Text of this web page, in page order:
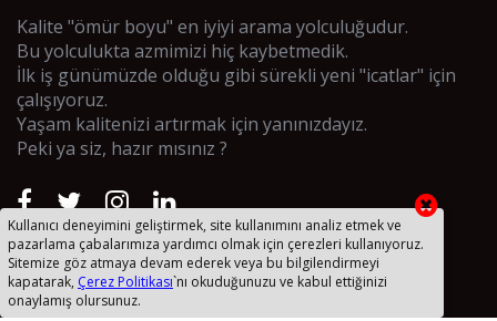
Kalite "ömür boyu" en iyiyi arama yolculuğudur.
Bu yolculukta azmimizi hiç kaybetmedik.
İlk iş günümüzde olduğu gibi sürekli yeni "icatlar" için
çalışıyoruz.
Yaşam kalitenizi artırmak için yanınızdayız.
Peki ya siz, hazır mısınız ?
Uzak Bağlantı Yazılımı
Taslaklar
Kullanıcı deneyimini geliştirmek, site kullanımını analiz etmek ve
pazarlama çabalarımıza yardımcı olmak için çerezleri kullanıyoruz.
Sitemize göz atmaya devam ederek veya bu bilgilendirmeyi
kapatarak, Çerez Politikası`nı okuduğunuzu ve kabul ettiğinizi
onaylamış olursunuz.